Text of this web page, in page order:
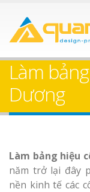
Làm
Dương
Làm bảng hiệu
năm trở lại đây
nền kinh tế các